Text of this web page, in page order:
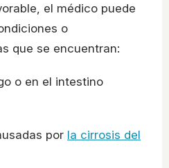
el médico puede
o
que se encuentran:
o en el intestino
por la cirrosis del